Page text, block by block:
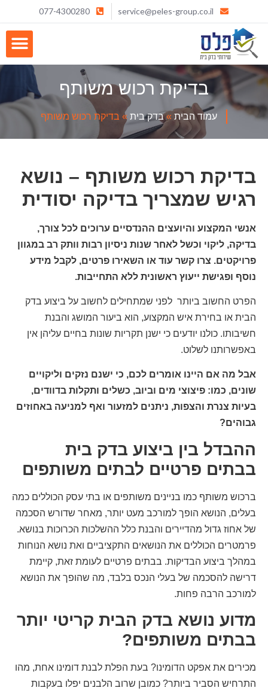
service@peles-group.co.il
077-4300280
בדיקת רכוש משותף
עמוד הבית »בדק בית » בדיקת רכוש משותף
בדיקת רכוש משותף – נושא
רגיש שמצריך בדיקה יסודית
אנשי המקצוע והיועצים ההנדסיים ערוכים לכל צורך,
בדיקה, ליקוי וכשל לאחר שנות ניסיון רבות וותק רב במגוון
פרויקטים. צרו קשר עוד או השאירו פרטים, לקבל מידע
נוסף ופגישת ייעוץ ראשונית ללא התחייבות.
הפרט החשוב ביותר לפני שמתחילים לחשוב על ביצוע בדק
הבית או בחירת איש המקצוע, הוא ביעור המושג והבנת
חשיבותו. כולנו יודעים כי ישנן תקריות שונות בחיים עליהן אין
באפשרותנו לשלוט.
אבל מה אם היינו אומרים לכם, כי ישנם נזקים וליקויים
שונים, כמו: פיצוצי מים וביוב, כשלים ותקלות בדוודים,
בעיות צנרת והצפות, ניתנים למזעור ואף למניעה באחוזים
גבוהים?
ההבדל בין ביצוע בדק בית
בבתים פרטיים לבתים משותפים
ברכוש משותף כמו בניינים משותפים או בתי עסק הכוללים כמה
בעלים, הנושא הופך למורכב מעט יותר, מאחר שדורש הסכמה
של אחוז גדול מהדיירים והבנת כלל ההשלכות הכרוכות בנושא.
פרמטרים הכוללים את הנושאים התקציביים ואת נושא הנוחות
במהלך ביצוע הבדיקות. בבתים פרטיים לעומת זאת, קיימת
דרישה להסכמה של בעלי הנכס בלבד, מה שהופך את הנושא
למורכב הרבה פחות.
מדוע נושא בדק הבית קריטי יותר
בבתים משותפים?
מכירים את אפקט הדומינו? בעת הפלת לבנת דומינו אחת, מהו
התרחיש הסביר ביותר? כמובן שרוב הלבנים יפלו בעקבות